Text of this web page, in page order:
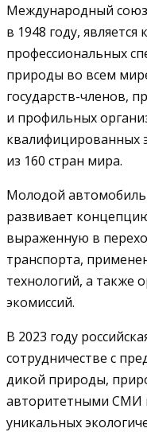
Международный
в 1948 году,
профессиональных
природы во всем
государств-членов,
и профильных
квалифицированных
из 160 стран мира.
Молодой
развивает
выраженную в
транспорта,
технологий, а также
экомиссий.
В 2023 году
сотрудничестве с
дикой природы,
авторитетными СМИ
уникальных